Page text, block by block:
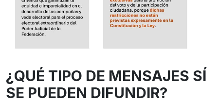
¿QUÉ TIPO DE MENSAJES SÍ
SE PUEDEN DIFUNDIR?